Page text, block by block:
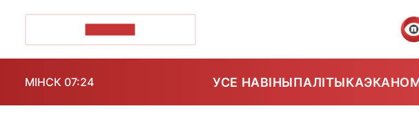
МІНСК 07:24 УСЕ НАВІНЫПАЛІТЫКА